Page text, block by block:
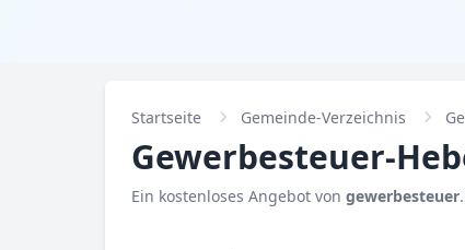
Startseite Gemeinde-Verzeichnis
Gewerbesteuer-
Ein kostenloses Angebot von gewerbesteuer